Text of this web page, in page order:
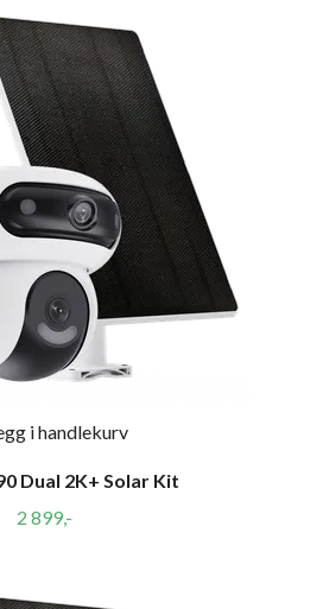
i handlekurv
Dual 2K+ Solar Kit
2 899,-